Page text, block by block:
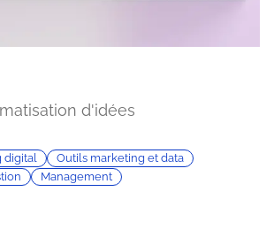
d'idées
digital
Outils marketing et data
Management